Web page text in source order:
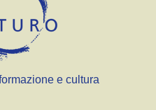
e cultura